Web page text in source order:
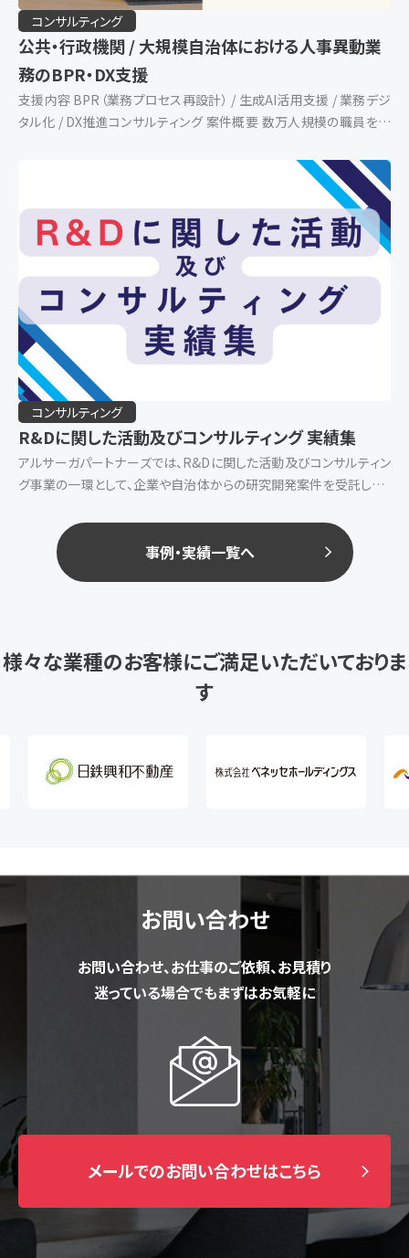
コンサルティング
公共・行政機関 / 大規模自治体における人事異動業
務のBPR・DX支援
支援内容 BPR（業務プロセス再設計） / 生成AI活用支援 / 業務デジ
タル化 / DX推進コンサルティング 案件概要 数万人規模の職員を抱
コンサルティング
R&Dに関した活動及びコンサルティング 実績集
アルサーガパートナーズでは、R&Dに関した活動及びコンサルティン
グ事業の一環として、企業や自治体からの研究開発案件を受託し、調
企業や行政機関のR& […]
事例・実績一覧へ
様々な業種のお客様にご満足いただいておりま
す
お問い合わせ
お問い合わせ、お仕事のご依頼、お見積り
迷っている場合でもまずはお気軽に
メールでのお問い合わせはこちら